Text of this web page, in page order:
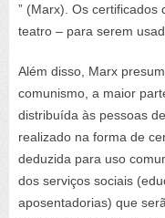
” (Marx). Os certificados
teatro – para serem
Além disso, Marx
comunismo, a maior
distribuída às pessoas
realizado na forma de
deduzida para uso
dos serviços sociais
aposentadorias) que